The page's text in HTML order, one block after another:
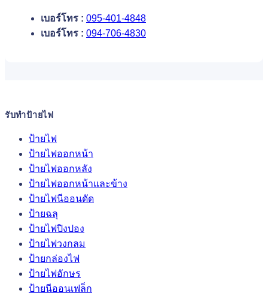
เบอร์โทร : 095-401-4848
เบอร์โทร : 094-706-4830
รับทำป้ายไฟ
ป้ายไฟ
ป้ายไฟออกหน้า
ป้ายไฟออกหลัง
ป้ายไฟออกหน้าและข้าง
ป้ายไฟนีออนดัด
ป้ายฉลุ
ป้ายไฟปิงปอง
ป้ายไฟวงกลม
ป้ายกล่องไฟ
ป้ายไฟอักษร
ป้ายนีออนเฟล็ก